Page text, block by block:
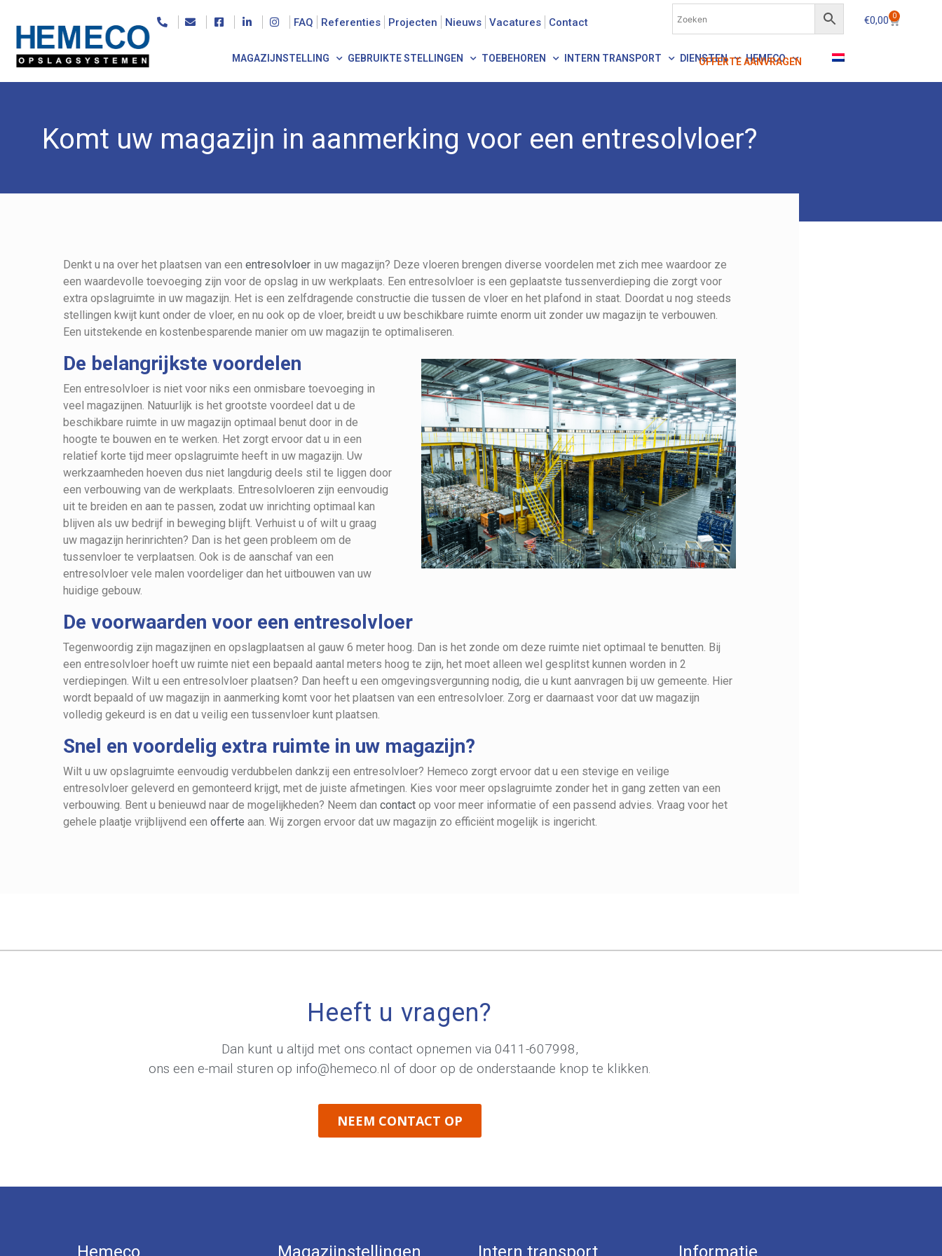
FAQ Referenties Projecten Nieuws Vacatures Contact €0,00 0
MAGAZIJNSTELLING GEBRUIKTE STELLINGEN TOEBEHOREN INTERN TRANSPORT DIENSTEN HEMECO
OFFERTE AANVRAGEN
Komt uw magazijn in aanmerking voor een entresolvloer?
Denkt u na over het plaatsen van een entresolvloer in uw magazijn? Deze vloeren brengen diverse voordelen met zich mee waardoor ze
een waardevolle toevoeging zijn voor de opslag in uw werkplaats. Een entresolvloer is een geplaatste tussenverdieping die zorgt voor
extra opslagruimte in uw magazijn. Het is een zelfdragende constructie die tussen de vloer en het plafond in staat. Doordat u nog steeds
stellingen kwijt kunt onder de vloer, en nu ook op de vloer, breidt u uw beschikbare ruimte enorm uit zonder uw magazijn te verbouwen.
Een uitstekende en kostenbesparende manier om uw magazijn te optimaliseren.
De belangrijkste voordelen
Een entresolvloer is niet voor niks een onmisbare toevoeging in
veel magazijnen. Natuurlijk is het grootste voordeel dat u de
beschikbare ruimte in uw magazijn optimaal benut door in de
hoogte te bouwen en te werken. Het zorgt ervoor dat u in een
relatief korte tijd meer opslagruimte heeft in uw magazijn. Uw
werkzaamheden hoeven dus niet langdurig deels stil te liggen door
een verbouwing van de werkplaats. Entresolvloeren zijn eenvoudig
uit te breiden en aan te passen, zodat uw inrichting optimaal kan
blijven als uw bedrijf in beweging blijft. Verhuist u of wilt u graag
uw magazijn herinrichten? Dan is het geen probleem om de
tussenvloer te verplaatsen. Ook is de aanschaf van een
entresolvloer vele malen voordeliger dan het uitbouwen van uw
huidige gebouw.
De voorwaarden voor een entresolvloer
Tegenwoordig zijn magazijnen en opslagplaatsen al gauw 6 meter hoog. Dan is het zonde om deze ruimte niet optimaal te benutten. Bij
een entresolvloer hoeft uw ruimte niet een bepaald aantal meters hoog te zijn, het moet alleen wel gesplitst kunnen worden in 2
verdiepingen. Wilt u een entresolvloer plaatsen? Dan heeft u een omgevingsvergunning nodig, die u kunt aanvragen bij uw gemeente. Hier
wordt bepaald of uw magazijn in aanmerking komt voor het plaatsen van een entresolvloer. Zorg er daarnaast voor dat uw magazijn
volledig gekeurd is en dat u veilig een tussenvloer kunt plaatsen.
Snel en voordelig extra ruimte in uw magazijn?
Wilt u uw opslagruimte eenvoudig verdubbelen dankzij een entresolvloer? Hemeco zorgt ervoor dat u een stevige en veilige
entresolvloer geleverd en gemonteerd krijgt, met de juiste afmetingen. Kies voor meer opslagruimte zonder het in gang zetten van een
verbouwing. Bent u benieuwd naar de mogelijkheden? Neem dan contact op voor meer informatie of een passend advies. Vraag voor het
gehele plaatje vrijblijvend een offerte aan. Wij zorgen ervoor dat uw magazijn zo efficiënt mogelijk is ingericht.
Heeft u vragen?
Dan kunt u altijd met ons contact opnemen via 0411-607998,
ons een e-mail sturen op info@hemeco.nl of door op de onderstaande knop te klikken.
NEEM CONTACT OP
Hemeco Magazijnstellingen Intern transport Informatie